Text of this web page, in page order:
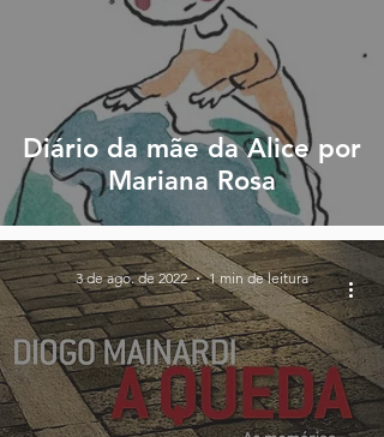
Diário da mãe da Alice por
Mariana Rosa
3 de ago. de 2022 1 min de leitura